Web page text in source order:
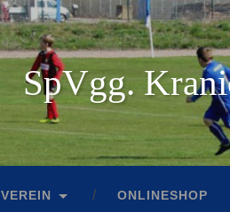
SpVgg.
VEREIN ONLINESHOP